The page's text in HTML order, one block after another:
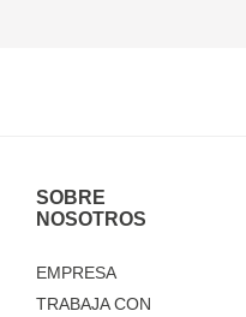
SOBRE
NOSOTROS
EMPRESA
TRABAJA CON